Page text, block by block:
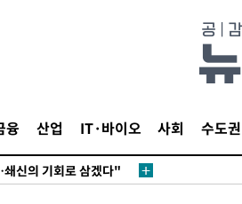
융 산업 IT·바이오 사회 수도권
닥 1.3%↑
망·1명 실종
신의 기회로 삼겠다"